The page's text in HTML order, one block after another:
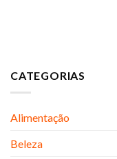
CATEGORIAS
Alimentação
Beleza